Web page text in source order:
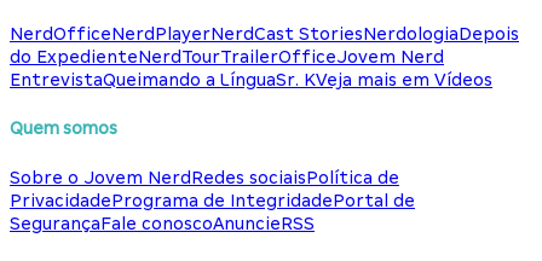
NerdOfficeNerdPlayerNerdCast StoriesNerdologiaDepois
do ExpedienteNerdTourTrailerOfficeJovem Nerd
EntrevistaQueimando a LínguaSr. KVeja mais em Vídeos
Quem somos
Sobre o Jovem NerdRedes sociaisPolítica de
PrivacidadePrograma de IntegridadePortal de
SegurançaFale conoscoAnuncieRSS